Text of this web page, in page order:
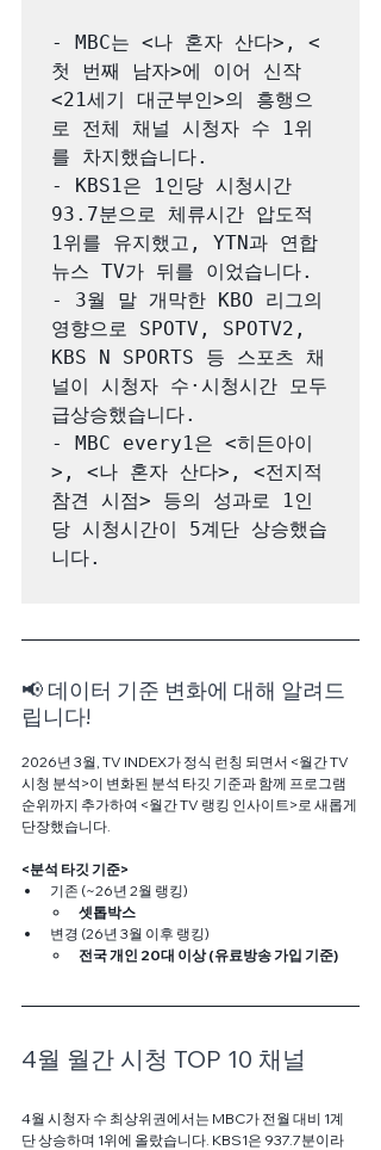
- MBC는 <나 혼자 산다>, <
첫 번째 남자>에 이어 신작
<21세기 대군부인>의 흥행으
로 전체 채널 시청자 수 1위
를 차지했습니다.
- KBS1은 1인당 시청시간
93.7분으로 체류시간 압도적
1위를 유지했고, YTN과 연합
뉴스 TV가 뒤를 이었습니다.
- 3월 말 개막한 KBO 리그의
영향으로 SPOTV, SPOTV2,
KBS N SPORTS 등 스포츠 채
널이 시청자 수·시청시간 모두
급상승했습니다.
- MBC every1은 <히든아이
>, <나 혼자 산다>, <전지적
참견 시점> 등의 성과로 1인
당 시청시간이 5계단 상승했습
니다.
📢 데이터 기준 변화에 대해 알려드
립니다!
2026년 3월, TV INDEX가 정식 런칭 되면서 <월간 TV
시청 분석>이 변화된 분석 타깃 기준과 함께 프로그램
순위까지 추가하여 <월간 TV 랭킹 인사이트>로 새롭게
단장했습니다.
<분석 타깃 기준>
기존 (~26년 2월 랭킹)
셋톱박스
변경 (26년 3월 이후 랭킹)
전국 개인 20대 이상 (유료방송 가입 기준)
4월 월간 시청 TOP 10 채널
4월 시청자 수 최상위권에서는 MBC가 전월 대비 1계
단 상승하며 1위에 올랐습니다. KBS1은 937.7분이라